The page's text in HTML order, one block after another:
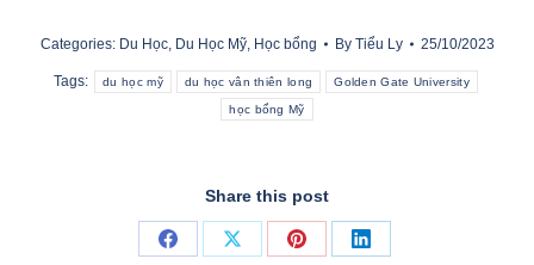
Categories: Du Học, Du Học Mỹ, Học bổng By Tiểu Ly 25/10/2023
Tags: du học mỹ du học vân thiên long Golden Gate University
học bổng Mỹ
Share this post
Share Share Share Share